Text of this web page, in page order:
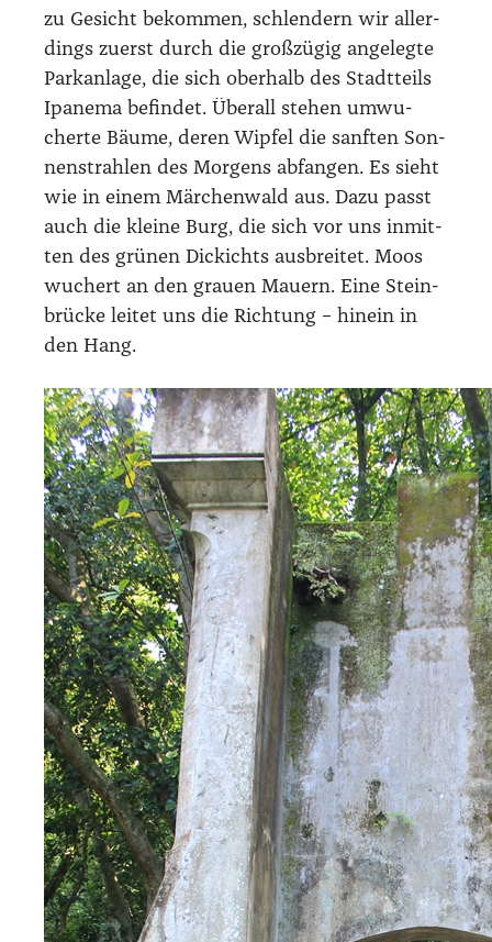
zu Gesicht bekom­men, schlen­dern wir aller­
dings zuerst durch die groß­zü­gig ange­leg­te
Park­an­la­ge, die sich ober­halb des Stadt­teils
Ipan­e­ma befin­det. Über­all ste­hen umwu­
cher­te Bäu­me, deren Wip­fel die sanf­ten Son­
nen­strah­len des Mor­gens abfan­gen. Es sieht
wie in einem Mär­chen­wald aus. Dazu passt
auch die klei­ne Burg, die sich vor uns inmit­
ten des grü­nen Dickichts aus­brei­tet. Moos
wuchert an den grau­en Mau­ern. Eine Stein­
brü­cke lei­tet uns die Rich­tung – hin­ein in
den Hang.